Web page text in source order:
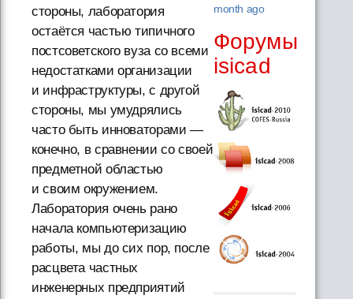
стороны, лаборатория
остаётся частью типичного
постсоветского вуза со всеми
недостатками организации
и инфраструктуры, с другой
стороны, мы умудрялись
часто быть инноваторами —
конечно, в сравнении со своей
предметной областью
и своим окружением.
Лаборатория очень рано
начала компьютеризацию
работы, мы до сих пор, после
расцвета частных
инженерных предприятий
month ago
Форумы
isicad